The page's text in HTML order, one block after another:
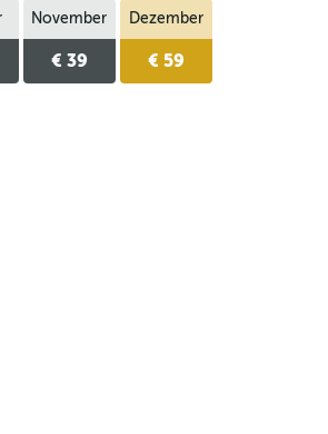
November
€ 39
Dezember
€ 59